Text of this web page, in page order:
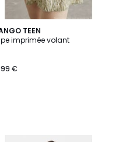
TEEN
imprimée volant
€